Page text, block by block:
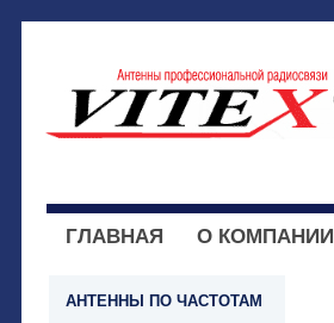
ГЛАВНАЯ О КОМПАНИИ
АНТЕННЫ ПО ЧАСТОТАМ